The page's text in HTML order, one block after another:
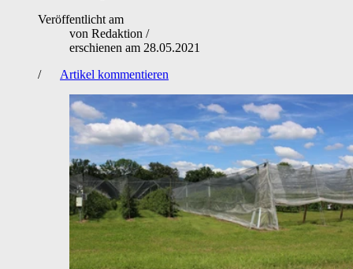
Veröffentlicht am
von Redaktion /
erschienen am 28.05.2021
/
Artikel kommentieren